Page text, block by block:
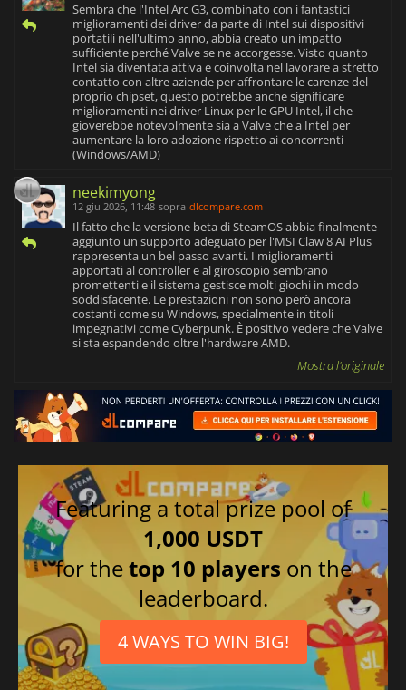
Sembra che l'Intel Arc G3, combinato con i fantastici
miglioramenti dei driver da parte di Intel sui dispositivi
portatili nell'ultimo anno, abbia creato un impatto
sufficiente perché Valve se ne accorgesse. Visto quanto
Intel sia diventata attiva e coinvolta nel lavorare a stretto
contatto con altre aziende per affrontare le carenze del
proprio chipset, questo potrebbe anche significare
miglioramenti nei driver Linux per le GPU Intel, il che
gioverebbe notevolmente sia a Valve che a Intel per
aumentare la loro adozione rispetto ai concorrenti
(Windows/AMD)
neekimyong
12 giu 2026, 11:48 sopra dlcompare.com
Il fatto che la versione beta di SteamOS abbia finalmente
aggiunto un supporto adeguato per l'MSI Claw 8 AI Plus
rappresenta un bel passo avanti. I miglioramenti
apportati al controller e al giroscopio sembrano
promettenti e il sistema gestisce molti giochi in modo
soddisfacente. Le prestazioni non sono però ancora
costanti come su Windows, specialmente in titoli
impegnativi come Cyberpunk. È positivo vedere che Valve
si sta espandendo oltre l'hardware AMD.
Mostra l'originale
Featuring a total prize pool of
1,000 USDT
for thetop 10 players on the
leaderboard.
4 WAYS TO WIN BIG!